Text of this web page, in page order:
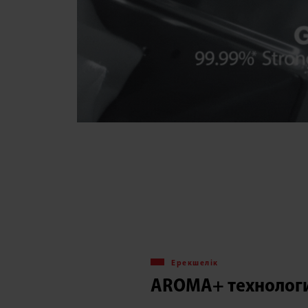
Ерекшелік
AROMA+